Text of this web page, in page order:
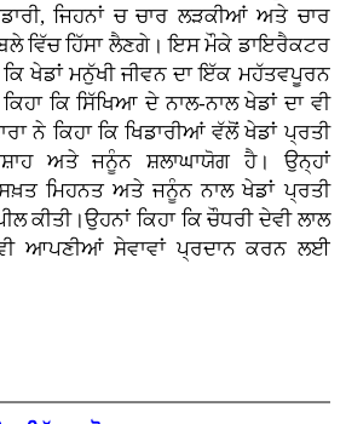
ਜਿਹਨਾਂ ਚ ਚਾਰ ਲੜਕੀਆਂ ਅਤੇ ਚਾਰ
ਵਿੱਚ ਹਿੱਸਾ ਲੈਣਗੇ। ਇਸ ਮੌਕੇ ਡਾਇਰੈਕਟਰ
ਕਿ ਖੇਡਾਂ ਮਨੁੱਖੀ ਜੀਵਨ ਦਾ ਇੱਕ ਮਹੱਤਵਪੂਰਨ
ਕਿ ਸਿੱਖਿਆ ਦੇ ਨਾਲ-ਨਾਲ ਖੇਡਾਂ ਦਾ ਵੀ
ਨੇ ਕਿਹਾ ਕਿ ਖਿਡਾਰੀਆਂ ਵੱਲੋਂ ਖੇਡਾਂ ਪ੍ਰਤੀ
ਅਤੇ ਜਨੂੰਨ ਸ਼ਲਾਘਾਯੋਗ ਹੈ। ਉਨ੍ਹਾਂ
ਮਿਹਨਤ ਅਤੇ ਜਨੂੰਨ ਨਾਲ ਖੇਡਾਂ ਪ੍ਰਤੀ
ਕੀਤੀ।ਉਹਨਾਂ ਕਿਹਾ ਕਿ ਚੌਧਰੀ ਦੇਵੀ ਲਾਲ
ਆਪਣੀਆਂ ਸੇਵਾਵਾਂ ਪ੍ਰਦਾਨ ਕਰਨ ਲਈ